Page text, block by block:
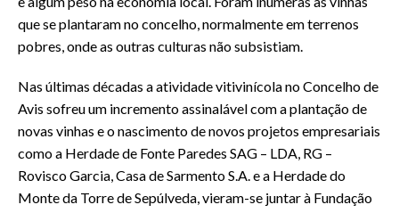
que se plantaram no concelho, normalmente em terrenos
pobres, onde as outras culturas não subsistiam.
Nas últimas décadas a atividade vitivinícola no Concelho de
Avis sofreu um incremento assinalável com a plantação de
novas vinhas e o nascimento de novos projetos empresariais
como a Herdade de Fonte Paredes SAG – LDA, RG –
Rovisco Garcia, Casa de Sarmento S.A. e a Herdade do
Monte da Torre de Sepúlveda, vieram-se juntar à Fundação